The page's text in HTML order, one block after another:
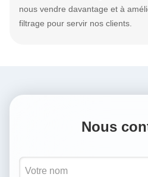
nous vendre davantage et à
filtrage pour servir nos clients.
Nous